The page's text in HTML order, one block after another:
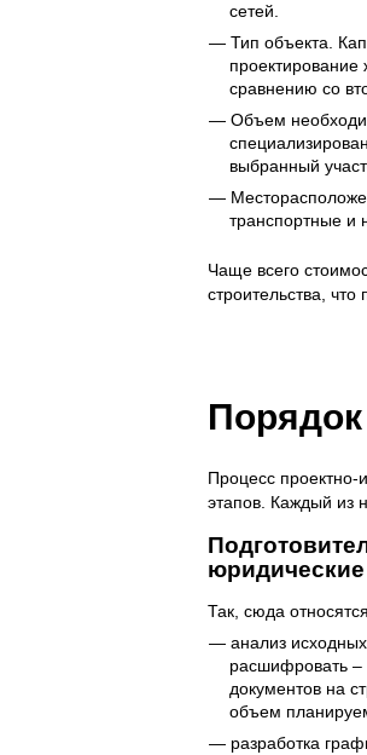
сетей.
Тип объекта.
сравнению со
Объем
выбранный
транспортные и
Чаще всего
строительства, что
Процесс проектно-
этапов. Каждый из
Так, сюда
анализ
расшифровать –
документов на
объем
разработка